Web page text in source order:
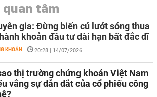
quan tâm
gia: Đừng biến cú lướt sóng thua
khoản đầu tư dài hạn bất đắc dĩ
KHOÁN - 20:28 | 14/07/2026
thị trường chứng khoán Việt Nam
vắng sự dẫn dắt của cổ phiếu công